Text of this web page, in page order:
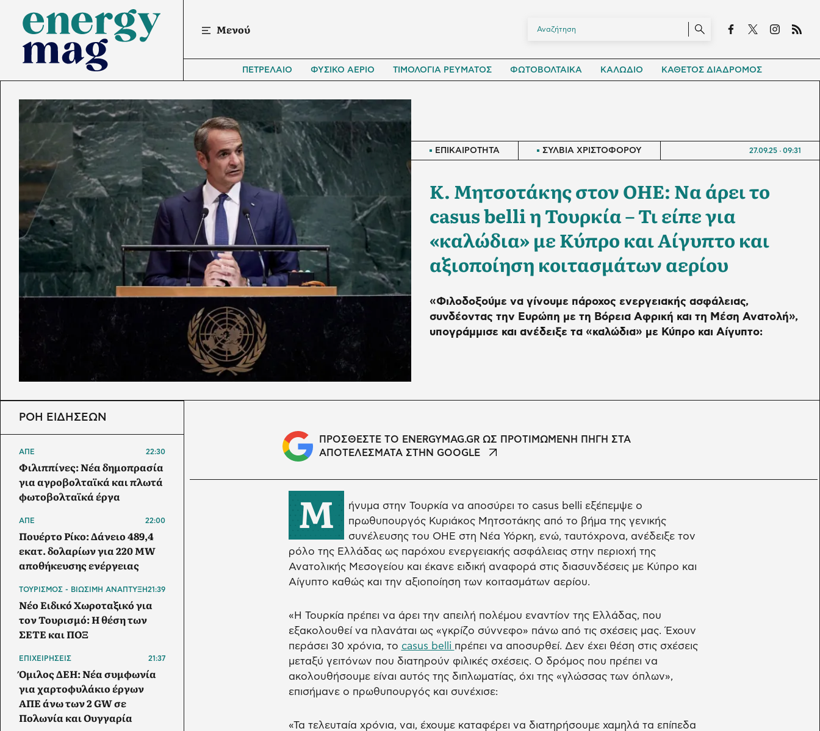
Μενού
ΠΕΤΡΕΛΑΙΟ ΦΥΣΙΚΟ ΑΕΡΙΟ ΤΙΜΟΛΟΓΙΑ ΡΕΥΜΑΤΟΣ ΦΩΤΟΒΟΛΤΑΙΚΑ ΚΑΛΩΔΙΟ ΚΑΘΕΤΟΣ ΔΙΑΔΡΟΜΟΣ
ΕΠΙΚΑΙΡΟΤΗΤΑ ΣΥΛΒΙΑ ΧΡΙΣΤΟΦΟΡΟΥ 27.09.25 09:31
Κ. Μητσοτάκης στον ΟΗΕ: Να άρει το
casus belli η Τουρκία – Τι είπε για
«καλώδια» με Κύπρο και Αίγυπτο και
αξιοποίηση κοιτασμάτων αερίου
«Φιλοδοξούμε να γίνουμε πάροχος ενεργειακής ασφάλειας,
συνδέοντας την Ευρώπη με τη Βόρεια Αφρική και τη Μέση Ανατολή»,
υπογράμμισε και ανέδειξε τα «καλώδια» με Κύπρο και Αίγυπτο:
ΠΡΟΣΘΕΣΤΕ ΤΟ ENERGYMAG.GR ΩΣ ΠΡΟΤΙΜΩΜΕΝΗ ΠΗΓΗ ΣΤΑ
ΑΠΟΤΕΛΕΣΜΑΤΑ ΣΤΗΝ GOOGLE
Μ
ήνυμα στην Τουρκία να αποσύρει το casus belli εξέπεμψε ο
πρωθυπουργός Κυριάκος Μητσοτάκης από το βήμα της γενικής
συνέλευσης του ΟΗΕ στη Νέα Υόρκη, ενώ, ταυτόχρονα, ανέδειξε τον
ρόλο της Ελλάδας ως παρόχου ενεργειακής ασφάλειας στην περιοχή της
Ανατολικής Μεσογείου και έκανε ειδική αναφορά στις διασυνδέσεις με Κύπρο και
Αίγυπτο καθώς και την αξιοποίηση των κοιτασμάτων αερίου.
«Η Τουρκία πρέπει να άρει την απειλή πολέμου εναντίον της Ελλάδας, που
εξακολουθεί να πλανάται ως «γκρίζο σύννεφο» πάνω από τις σχέσεις μας. Έχουν
περάσει 30 χρόνια, το casus belli πρέπει να αποσυρθεί. Δεν έχει θέση στις σχέσεις
μεταξύ γειτόνων που διατηρούν φιλικές σχέσεις. Ο δρόμος που πρέπει να
ακολουθήσουμε είναι αυτός της διπλωματίας, όχι της «γλώσσας των όπλων»,
επισήμανε ο πρωθυπουργός και συνέχισε:
«Τα τελευταία χρόνια, ναι, έχουμε καταφέρει να διατηρήσουμε χαμηλά τα επίπεδα
ΡΟΗ ΕΙΔΗΣΕΩΝ
ΑΠΕ 22:30
Φιλιππίνες: Νέα δημοπρασία
για αγροβολταϊκά και πλωτά
φωτοβολταϊκά έργα
ΑΠΕ 22:00
Πουέρτο Ρίκο: Δάνειο 489,4
εκατ. δολαρίων για 220 MW
αποθήκευσης ενέργειας
ΤΟΥΡΙΣΜΟΣ - ΒΙΩΣΙΜΗ ΑΝΑΠΤΥΞΗ21:39
Νέο Ειδικό Χωροταξικό για
τον Τουρισμό: Η θέση των
ΣΕΤΕ και ΠΟΞ
ΕΠΙΧΕΙΡΗΣΕΙΣ 21:37
Όμιλος ΔΕΗ: Νέα συμφωνία
για χαρτοφυλάκιο έργων
ΑΠΕ άνω των 2 GW σε
Πολωνία και Ουγγαρία